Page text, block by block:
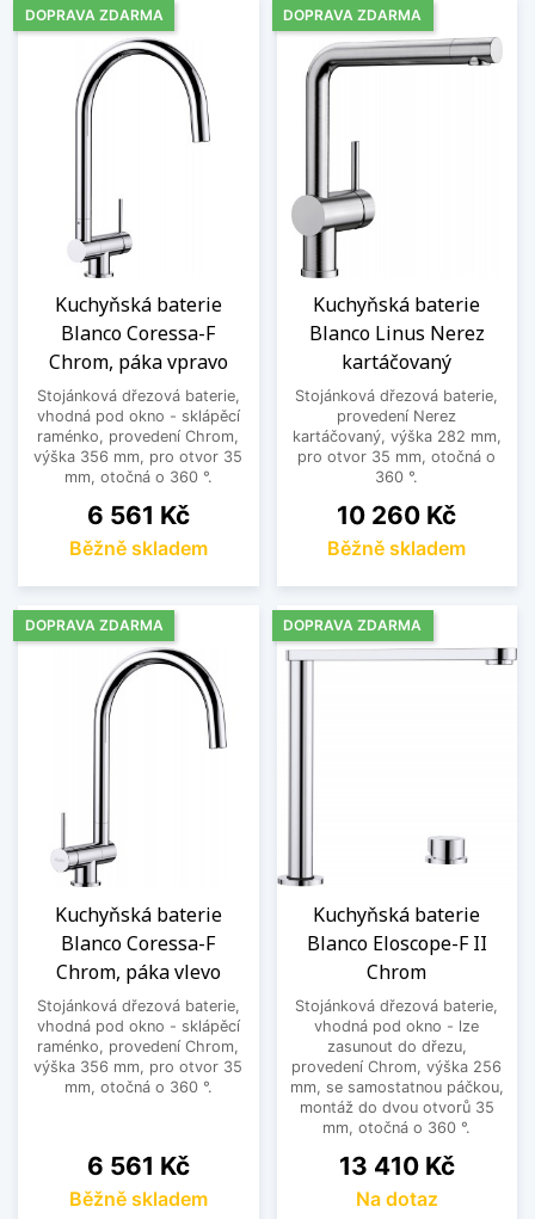
Kuchyňská baterie
Blanco Coressa-F
Chrom, páka vpravo
Stojánková dřezová baterie,
vhodná pod okno - sklápěcí
raménko, provedení Chrom,
výška 356 mm, pro otvor 35
mm, otočná o 360 °.
Cena
6 561 Kč
Běžně skladem
DOPRAVA ZDARMA
Kuchyňská baterie
Blanco Linus Nerez
kartáčovaný
Stojánková dřezová baterie,
provedení Nerez
kartáčovaný, výška 282 mm,
pro otvor 35 mm, otočná o
360 °.
Cena
10 260 Kč
Běžně skladem
DOPRAVA ZDARMA
Kuchyňská baterie
Blanco Coressa-F
Chrom, páka vlevo
Stojánková dřezová baterie,
vhodná pod okno - sklápěcí
raménko, provedení Chrom,
výška 356 mm, pro otvor 35
mm, otočná o 360 °.
Cena
6 561 Kč
Běžně skladem
DOPRAVA ZDARMA
Kuchyňská baterie
Blanco Eloscope-F II
Chrom
Stojánková dřezová baterie,
vhodná pod okno - lze
zasunout do dřezu,
provedení Chrom, výška 256
mm, se samostatnou páčkou,
montáž do dvou otvorů 35
mm, otočná o 360 °.
Cena
13 410 Kč
Na dotaz
DOPRAVA ZDARMA